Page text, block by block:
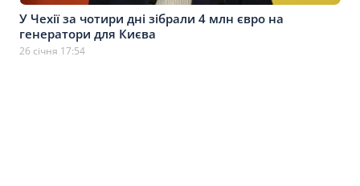
У Чехії за чотири дні зібрали 4 млн євро на
генератори для Києва
26 січня 17:54